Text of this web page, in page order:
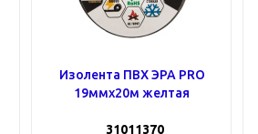
Изолента ПВХ ЭРА PRO
19ммх20м желтая
31011370